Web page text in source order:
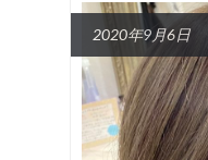
2020年9月6日